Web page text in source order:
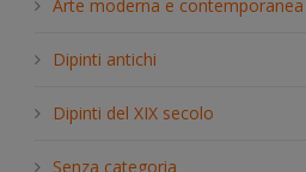
h
Arte moderna e contemporanea
Dipinti antichi
Dipinti del XIX secolo
Senza categoria